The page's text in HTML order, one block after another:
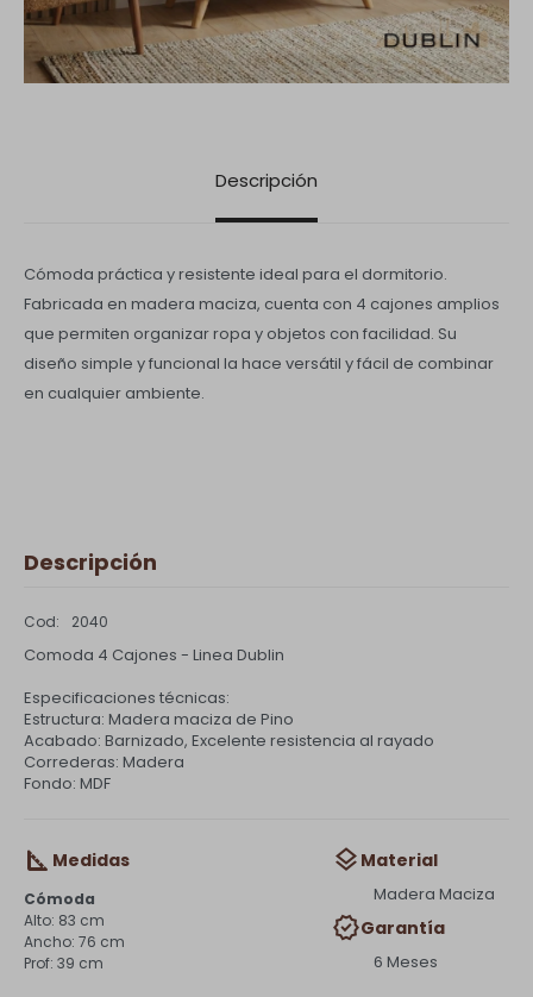
Descripción
Cómoda práctica y resistente ideal para el dormitorio.
Fabricada en madera maciza, cuenta con 4 cajones amplios
que permiten organizar ropa y objetos con facilidad. Su
diseño simple y funcional la hace versátil y fácil de combinar
en cualquier ambiente.
Descripción
2040
Comoda 4 Cajones - Linea Dublin
Especificaciones técnicas:
Estructura: Madera maciza de Pino
Acabado: Barnizado, Excelente resistencia al rayado
Correderas: Madera
Fondo: MDF
Medidas
Cómoda
83 cm
76 cm
39 cm
Material
Madera Maciza
Garantía
6 Meses